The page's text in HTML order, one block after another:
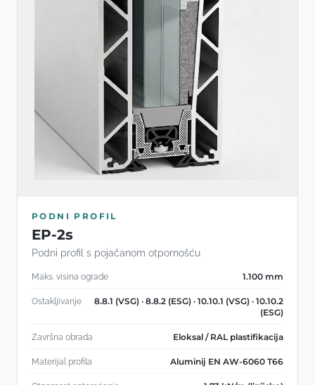
PODNI PROFIL
EP-2s
Podni profil s pojačanom otpornošću
Maks. visina ograde 1.100 mm
Ostakljivanje
8.8.1 (VSG) · 8.8.2 (ESG) · 10.10.1 (VSG) · 10.10.2
(ESG)
Završna obrada Eloksal / RAL plastifikacija
Materijal profila Aluminij EN AW-6060 T66